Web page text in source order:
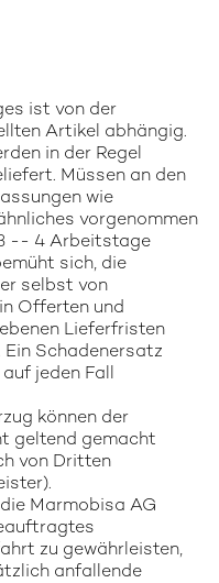
ist von der
Artikel abhängig.
in der Regel
Müssen an den
wie
vorgenommen
-- 4 Arbeitstage
sich, die
selbst von
Offerten und
Lieferfristen
Schadenersatz
jeden Fall
können der
geltend gemacht
von Dritten
Marmobisa AG
zu gewährleisten,
anfallende